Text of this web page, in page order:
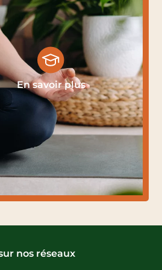
En savoir plus
nos réseaux